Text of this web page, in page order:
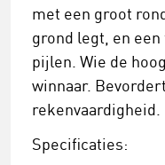
met een groot
grond legt, en
pijlen. Wie de
winnaar.
rekenvaardigheid.
Specificaties: